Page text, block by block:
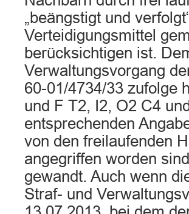
„beängstigt und
Verteidigungsmittel
berücksichtigen ist.
Verwaltungsvorgang
60-01/4734/33 zufolge
und F T2, I2, O2 C4
entsprechenden
von den freilaufenden
angegriffen worden
gewandt. Auch wenn
Straf- und